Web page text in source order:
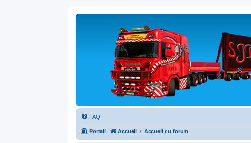
FAQ
Portail Accueil Accueil du forum